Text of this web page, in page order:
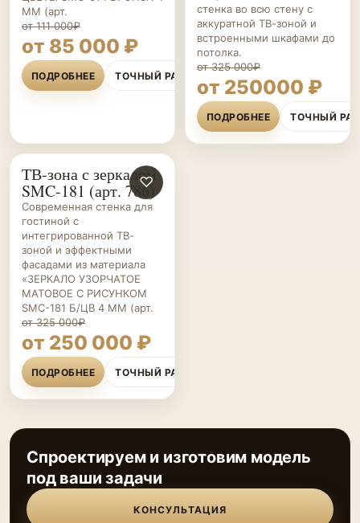
ММ (арт.
от 111 000₽
от 85 000 ₽
ПОДРОБНЕЕ ТОЧНЫЙ РАСЧЁТ
стенка во всю стену с
аккуратной ТВ-зоной и
встроенными шкафами до
потолка.
от 325 000₽
от 250000 ₽
ПОДРОБНЕЕ ТОЧНЫЙ
ГОСТИНЫЕ НА ЗАКАЗ
♡
ТВ-зона с зеркалом
SMC-181 (арт. 786)
Современная стенка для
гостиной с
интегрированной ТВ-
зоной и эффектными
фасадами из материала
«ЗЕРКАЛО УЗОРЧАТОЕ
МАТОВОЕ С РИСУНКОМ
SMC-181 Б/ЦВ 4 ММ (арт.
от 325 000₽
от 250 000 ₽
ПОДРОБНЕЕ ТОЧНЫЙ РАСЧЁТ
Спроектируем и изготовим модель
под ваши задачи
КОНСУЛЬТАЦИЯ